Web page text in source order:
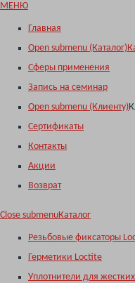
МЕНЮ
Главная
Open submenu (Каталог)
Сферы применения
Запись на семинар
Open submenu (Клиенту)
Сертификаты
Контакты
Акции
Возврат
Close submenuКаталог
Резьбовые фиксаторы
Герметики Loctite
Уплотнители для